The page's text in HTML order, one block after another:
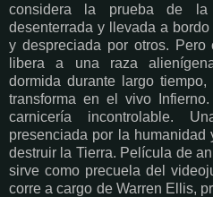
considera la prueba de
desenterrada y llevada a
y despreciada por otros. Pero
libera a una raza
dormida durante largo
transforma en el vivo
carnicería incontrolable.
presenciada por la
destruir la Tierra. Película de
sirve como precuela del
corre a cargo de Warren Ellis,